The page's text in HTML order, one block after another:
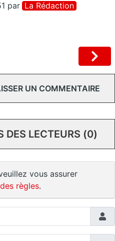
par La Rédaction
UN COMMENTAIRE
DES LECTEURS (0)
vous assurer
règles.